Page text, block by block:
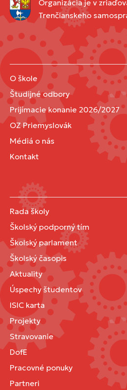
Organizácia je v
Trenčianskeho
O škole
Študijné odbory
Prijímacie konanie 2026/2027
OZ Priemyslovák
Médiá o nás
Kontakt
Rada školy
Školský podporný tím
Školský parlament
Školský časopis
Aktuality
Úspechy študentov
ISIC karta
Projekty
Stravovanie
DofE
Pracovné ponuky
Partneri